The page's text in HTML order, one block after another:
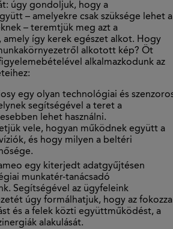
úgy gondoljuk, hogy a
– amelyekre csak szüksége lehet a
– teremtjük meg azt a
amely így kerek egészet alkot. Hogy
alkotott kép? Öt
alkalmazkodunk az
egy olyan technológiai és
segítségével a teret a
lehet használni.
vele, hogyan működnek együtt a
és hogy milyen a beltéri
egy kiterjedt adatgyűjtésen
munkatér-tanácsadó
Segítségével az ügyfeleink
úgy formálhatjuk, hogy az fokozza
és a felek közti együttműködést, a
alakulását.